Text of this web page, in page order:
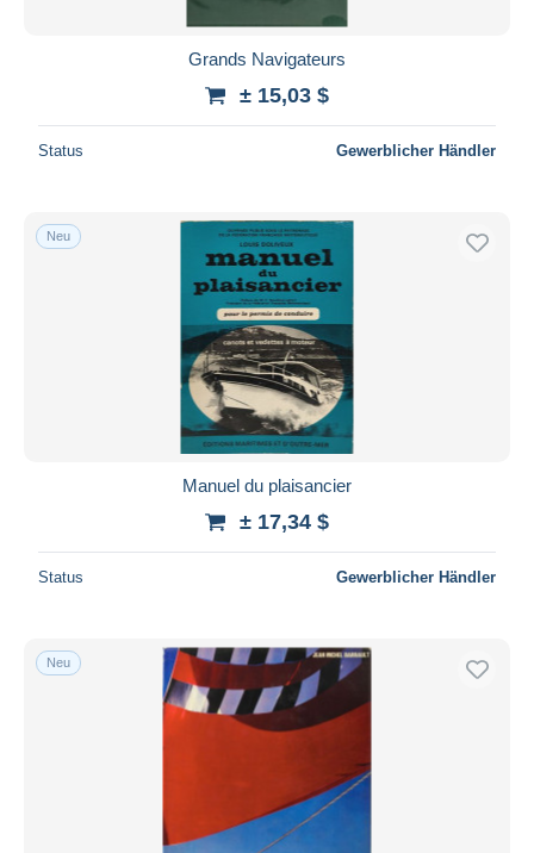
Grands Navigateurs
± 15,03 $
Status Gewerblicher Händler
Neu
Manuel du plaisancier
± 17,34 $
Status Gewerblicher Händler
Neu